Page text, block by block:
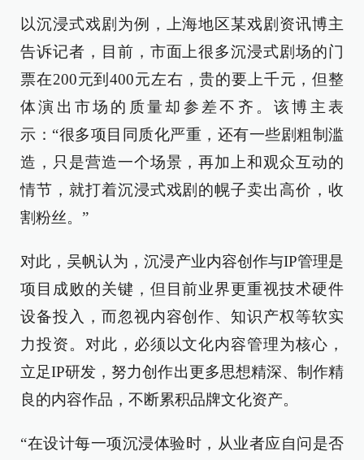
以沉浸式戏剧为例，上海地区某戏剧资讯博主
告诉记者，目前，市面上很多沉浸式剧场的门
票在200元到400元左右，贵的要上千元，但整
体演出市场的质量却参差不齐。该博主表
示：“很多项目同质化严重，还有一些剧粗制滥
造，只是营造一个场景，再加上和观众互动的
情节，就打着沉浸式戏剧的幌子卖出高价，收
割粉丝。”
对此，吴帆认为，沉浸产业内容创作与IP管理是
项目成败的关键，但目前业界更重视技术硬件
设备投入，而忽视内容创作、知识产权等软实
力投资。对此，必须以文化内容管理为核心，
立足IP研发，努力创作出更多思想精深、制作精
良的内容作品，不断累积品牌文化资产。
“在设计每一项沉浸体验时，从业者应自问是否